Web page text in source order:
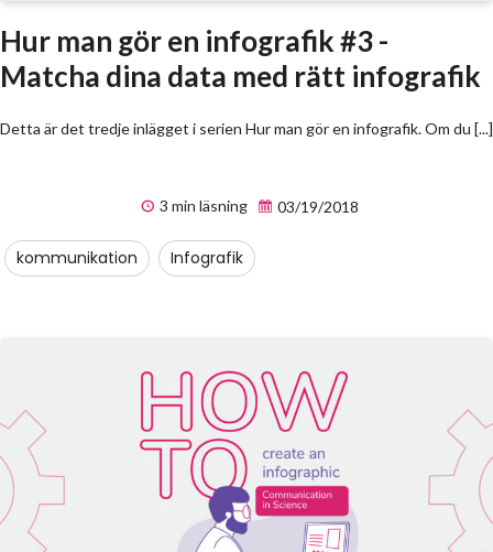
Hur man gör en infografik #3 -
Matcha dina data med rätt infografik
Detta är det tredje inlägget i serien Hur man gör en infografik. Om du [...]
3 min läsning 03/19/2018
kommunikation Infografik